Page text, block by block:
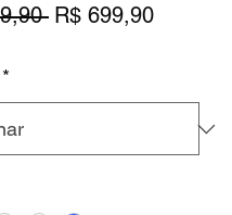
Preço
R$ 699,90Preço
*